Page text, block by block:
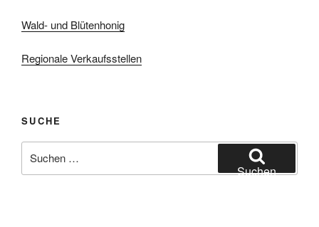
Wald- und Blütenhonig
Regionale Verkaufsstellen
SUCHE
nach:
Suchen